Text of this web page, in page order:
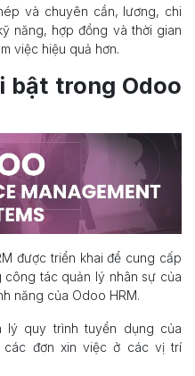
và chuyên cần, lương, chi
năng, hợp đồng và thời gian
việc hiệu quả hơn.
bật trong Odoo
được triển khai để cung cấp
tác quản lý nhân sự của
năng của Odoo HRM.
lý quy trình tuyển dụng của
các đơn xin việc ở các vị trí